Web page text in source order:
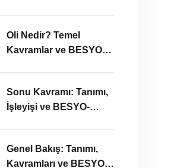
Oli Nedir? Temel
Kavramlar ve BESYO
Sonu Kavramı: Tanımı,
İşleyişi ve BESYO-
Genel Bakış: Tanımı,
Kavramları ve BESYO